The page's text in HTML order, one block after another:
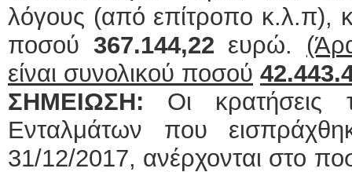
λόγους (από επίτροπο κ.λ.π),
ποσού 367.144,22 ευρώ.
είναι συνολικού ποσού
ΣΗΜΕΙΩΣΗ: Οι κρατήσεις
Ενταλμάτων που
31/12/2017, ανέρχονται στο